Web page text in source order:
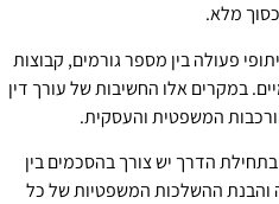
מלא.
פעולה בין מספר גורמים, קבוצות
במקרים אלו החשיבות של עורך דין
המשפטית והעסקית.
הדרך יש צורך בהסכמים בין
ההשלכות המשפטיות של כל